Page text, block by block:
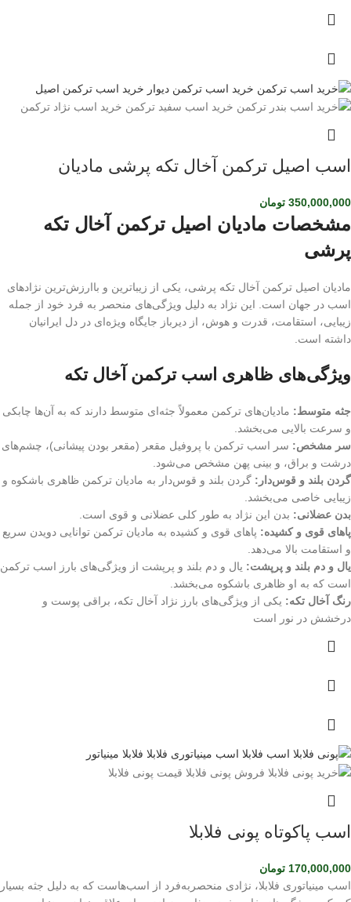
اسب اصیل ترکمن آخال تکه پرشی مادیان
350,000,000 تومان
مشخصات مادیان اصیل ترکمن آخال تکه
پرشی
مادیان اصیل ترکمن آخال تکه پرشی، یکی از زیباترین و باارزش‌ترین نژادهای
اسب در جهان است. این نژاد به دلیل ویژگی‌های منحصر به فرد خود از جمله
زیبایی، استقامت، قدرت و هوش، از دیرباز جایگاه ویژه‌ای در دل ایرانیان
داشته است.
ویژگی‌های ظاهری اسب ترکمن آخال تکه
جثه متوسط: مادیان‌های ترکمن معمولاً جثه‌ای متوسط دارند که به آن‌ها چابکی
و سرعت بالایی می‌بخشد.
سر مشخص: سر اسب ترکمن با پروفیل مقعر (مقعر بودن پیشانی)، چشم‌های
درشت و براق، و بینی پهن مشخص می‌شود.
گردن بلند و قوس‌دار: گردن بلند و قوس‌دار به مادیان ترکمن ظاهری باشکوه و
زیبایی خاصی می‌بخشد.
بدن عضلانی: بدن این نژاد به طور کلی عضلانی و قوی است.
پاهای قوی و کشیده: پاهای قوی و کشیده به مادیان ترکمن توانایی دویدن سریع
و استقامت بالا می‌دهد.
یال و دم بلند و پرپشت: یال و دم بلند و پرپشت از ویژگی‌های بارز اسب ترکمن
است که به او ظاهری باشکوه می‌بخشد.
رنگ آخال تکه: یکی از ویژگی‌های بارز نژاد آخال تکه، براقی پوست و
درخشش در نور است
اسب پاکوتاه پونی فلابلا
170,000,000 تومان
اسب مینیاتوری فلابلا، نژادی منحصربه‌فرد از اسب‌هاست که به دلیل جثه بسیار